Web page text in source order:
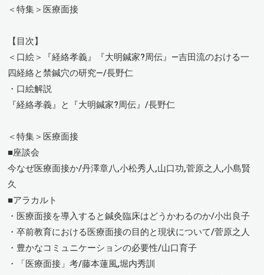
＜特集＞医療面接
【目次】
＜口絵＞『経絡孝義』『大明鍼家?周伝』―吉田流のおける一
四経絡と禁鍼穴の研究―/長野仁
・口絵解説
『経絡孝義』と『大明鍼家?周伝』/長野仁
＜特集＞医療面接
■座談会
今なぜ医療面接か/丹澤章八,小松秀人,山口功,菅原之人,小島賢
久
■アラカルト
・医療面接を導入すると鍼灸臨床はどうかわるのか/小出良子
・卒前教育における医療面接の目的と現状について/菅原之人
・豊かなコミュニケーションの必要性/山口育子
・「医療面接」考/藤本蓮風,堀内秀訓